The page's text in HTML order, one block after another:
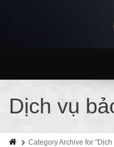
Dịch vụ
Category Archive for